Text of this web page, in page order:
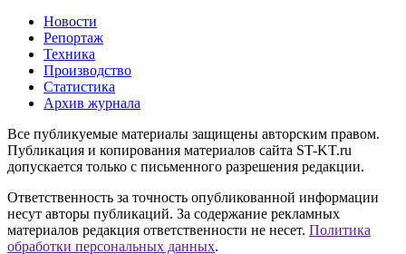
Новости
Репортаж
Техника
Производство
Статистика
Архив журнала
Все публикуемые материалы защищены авторским правом.
Публикация и копирования материалов сайта ST-KT.ru
допускается только с письменного разрешения редакции.
Ответственность за точность опубликованной информации
несут авторы публикаций. За содержание рекламных
материалов редакция ответственности не несет. Политика
обработки персональных данных.